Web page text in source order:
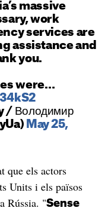
massive
work
services are
assistance and
you.
were…
/ Володимир
May 25,
que els actors
Units i els països
Rússia. "Sense